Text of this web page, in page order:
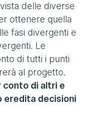
delle diverse
ottenere quella
fasi divergenti e
Le
di tutti i punti
al progetto.
conto di altri e
eredita decisioni